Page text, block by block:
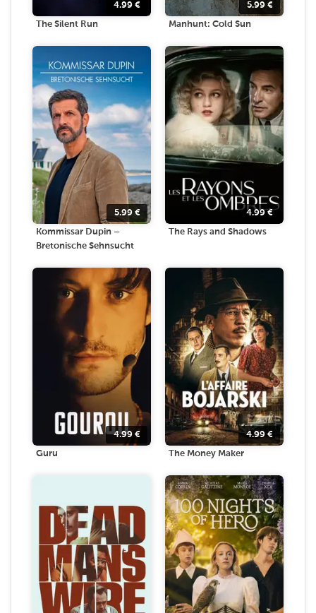
4.99 €
The Silent Run
5.99 €
Manhunt: Cold Sun
5.99 €
Kommissar Dupin –
Bretonische Sehnsucht
4.99€
The Rays and Shadows
4.99 €
Guru
4.99 €
The Money Maker